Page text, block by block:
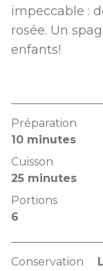
impeccable :
rosée. Un
enfants!
Préparation
10 minutes
Cuisson
25 minutes
Portions
6
Conservation